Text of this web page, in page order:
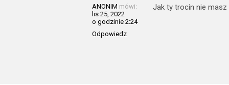
ANONIM mówi:
lis 25, 2022
o godzinie 2:24
Odpowiedz
Jak ty trocin nie masz